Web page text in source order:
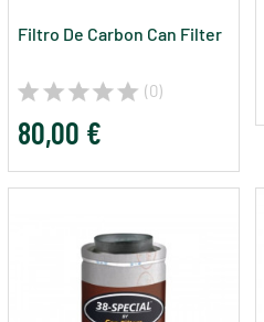
Filtro De Carbon Can Filter
(0)
80,00 €